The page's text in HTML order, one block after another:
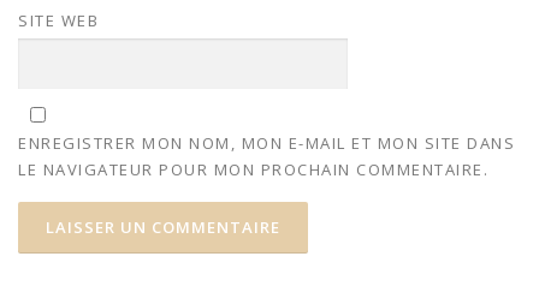
SITE WEB
ENREGISTRER MON NOM, MON E-MAIL ET MON SITE DANS
LE NAVIGATEUR POUR MON PROCHAIN COMMENTAIRE.